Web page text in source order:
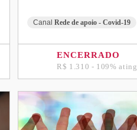
Canal Rede de apoio - Covid-19
ENCERRADO
R$ 1.310 - 109%